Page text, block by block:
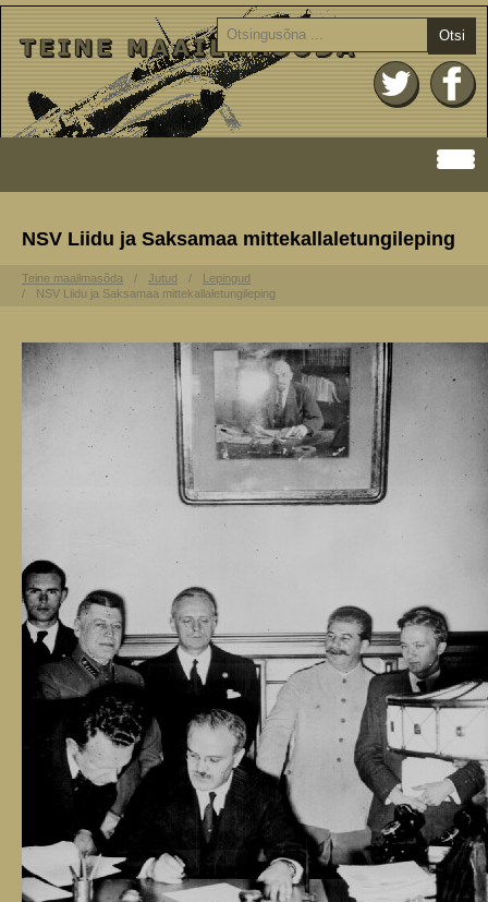
Otsi
NSV Liidu ja Saksamaa mittekallaletungileping
Teine maailmasõda Jutud
Lepingud
NSV Liidu ja Saksamaa mittekallaletungileping